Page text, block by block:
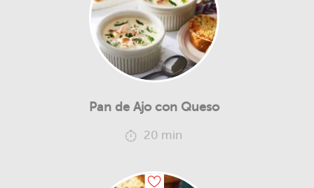
Pan de Ajo con Queso
20 min